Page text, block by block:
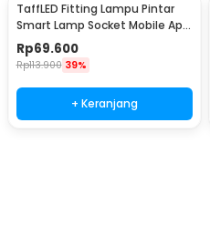
TaffLED Fitting Lampu Pintar
Smart Lamp Socket Mobile App
E27 - DT-500
Rp69.600
Rp113.900 39%
+ Keranjang